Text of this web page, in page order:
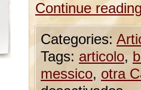
Continue
Categories:
Tags: articolo,
messico, otra